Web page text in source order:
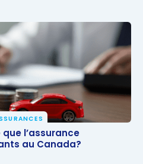
l’assurance automobile
l’assurance
au Canada?